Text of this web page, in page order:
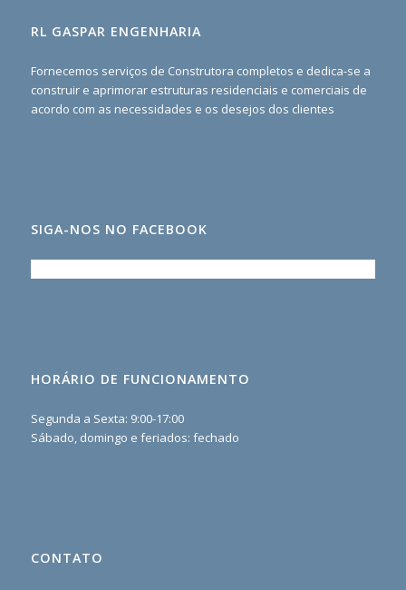
RL GASPAR ENGENHARIA
Fornecemos serviços de Construtora completos e dedica-se a
construir e aprimorar estruturas residenciais e comerciais de
acordo com as necessidades e os desejos dos clientes
SIGA-NOS NO FACEBOOK
HORÁRIO DE FUNCIONAMENTO
Segunda a Sexta: 9:00-17:00
Sábado, domingo e feriados: fechado
CONTATO